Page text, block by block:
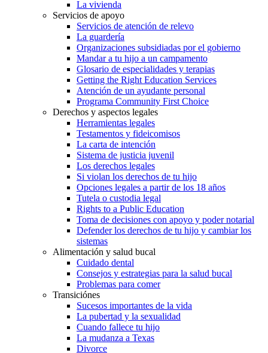
La vivienda
Servicios de apoyo
Servicios de atención de relevo
La guardería
Organizaciones subsidiadas por el gobierno
Mandar a tu hijo a un campamento
Glosario de especialidades y terapias
Getting the Right Education Services
Atención de un ayudante personal
Programa Community First Choice
Derechos y aspectos legales
Herramientas legales
Testamentos y fideicomisos
La carta de intención
Sistema de justicia juvenil
Los derechos legales
Si violan los derechos de tu hijo
Opciones legales a partir de los 18 años
Tutela o custodia legal
Rights to a Public Education
Toma de decisiones con apoyo y poder notarial
Defender los derechos de tu hijo y cambiar los
sistemas
Alimentación y salud bucal
Cuidado dental
Consejos y estrategias para la salud bucal
Problemas para comer
Transiciónes
Sucesos importantes de la vida
La pubertad y la sexualidad
Cuando fallece tu hijo
La mudanza a Texas
Divorce